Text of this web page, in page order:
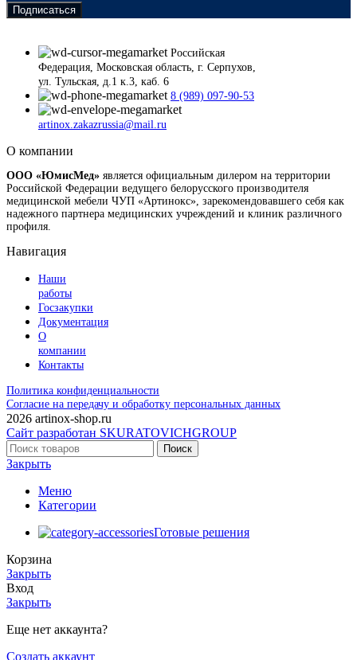
Подписаться
Российская
Федерация, Московская область, г. Серпухов,
ул. Тульская, д.1 к.3, каб. 6
8 (989) 097-90-53
artinox.zakazrussia@mail.ru
О компании
ООО «ЮмисМед» является официальным дилером на территории
Российской Федерации ведущего белорусского производителя
медицинской мебели ЧУП «Артинокс», зарекомендовавшего себя как
надежного партнера медицинских учреждений и клиник различного
профиля.
Навигация
Наши
работы
Госзакупки
Документация
О
компании
Контакты
Политика конфиденциальности
Согласие на передачу и обработку персональных данных
2026 artinox-shop.ru
Сайт разработан SKURATOVICHGROUP
Поиск
Закрыть
Меню
Категории
Готовые решения
Корзина
Закрыть
Вход
Закрыть
Еще нет аккаунта?
Создать аккаунт